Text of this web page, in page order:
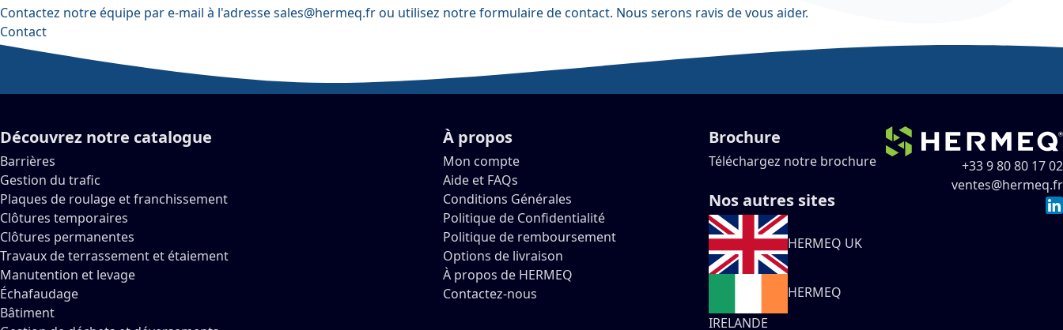
Contactez notre équipe par e-mail à l'adressesales@hermeq.frou utilisez notreformulaire de contact. Nous serons ravis de vous aider.
Contact
Découvrez notre catalogue
Barrières
Gestion du trafic
Plaques de roulage et franchissement
Clôtures temporaires
Clôtures permanentes
Travaux de terrassement et étaiement
Manutention et levage
Échafaudage
Bâtiment
À propos
Mon compte
Aide et FAQs
Conditions Générales
Politique de Confidentialité
Politique de remboursement
Options de livraison
À propos de HERMEQ
Contactez-nous
Brochure
Téléchargez notre brochure
Nos autres sites
HERMEQ UK
HERMEQ
IRELANDE
+33 9 80 80 17 02
ventes@hermeq.fr